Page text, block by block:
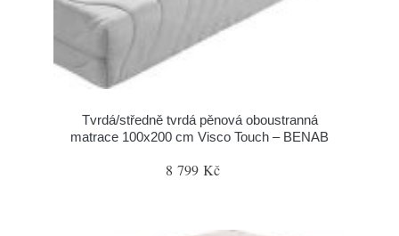
Tvrdá/středně tvrdá pěnová oboustranná
matrace 100x200 cm Visco Touch – BENAB
8 799 Kč